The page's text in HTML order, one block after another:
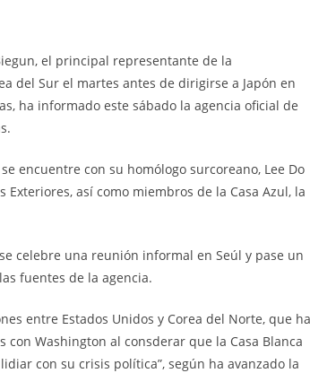
el principal representante de la
del Sur el martes antes de dirigirse a Japón en
ha informado este sábado la agencia oficial de
encuentre con su homólogo surcoreano, Lee Do
así como miembros de la Casa Azul, la
celebre una reunión informal en Seúl y pase un
fuentes de la agencia.
entre Estados Unidos y Corea del Norte, que ha
Washington al consderar que la Casa Blanca
con su crisis política”, según ha avanzado la